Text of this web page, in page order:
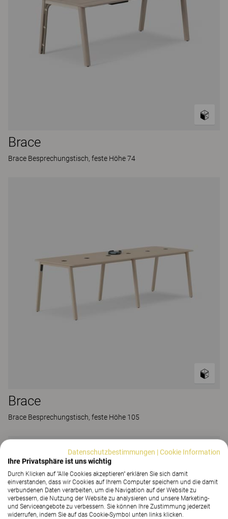
Brace
Brace Besprechungstisch, feste Höhe 74
Brace
Brace Besprechungstisch, feste Höhe 105
Datenschutzbestimmungen |Cookie Information
Ihre Privatsphäre ist uns wichtig
Durch Klicken auf "Alle Cookies akzeptieren" erklären Sie sich damit
einverstanden, dass wir Cookies auf Ihrem Computer speichern und die damit
verbundenen Daten verarbeiten, um die Navigation auf der Website zu
verbessern, die Nutzung der Website zu analysieren und unsere Marketing-
und Serviceangebote zu verbessern. Sie können Ihre Zustimmung jederzeit
widerrufen, indem Sie auf das Cookie-Symbol unten links klicken.